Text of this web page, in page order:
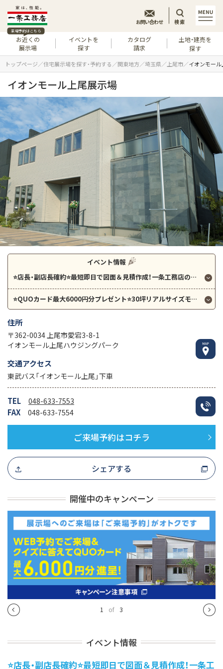
来場予約はこちら
お近くの
展示場
イベントを
探す
カタログ
請求
土地・建売を
探す
お問い合わせ 検索
トップページ 住宅展示場を探す・予約する 関東地方 埼玉県 上尾市 イオンモー
イオンモール上尾展示場
住所
〒362-0034 上尾市愛宕3-8-1
イオンモール上尾ハウジングパーク
交通アクセス
東武バス「イオンモール上尾」下車
TEL 048-633-7553
FAX 048-633-7554
ご来場予約はコチラ
シェアする
イベント情報
⭐店長・副店長確約⭐最短即日で図面＆見積作成！一条工務店のプレミアム個別相談会！
⭐QUOカード最大6000円分プレゼント⭐30坪リアルサイズモデルも同日ご案内可⭐ご予約は【ご来場予約はコチラ】から⭐
開催中のキャンペーン
1 of 3
イベント情報
⭐店長・副店長確約⭐最短即日で図面＆見積作成！一条工